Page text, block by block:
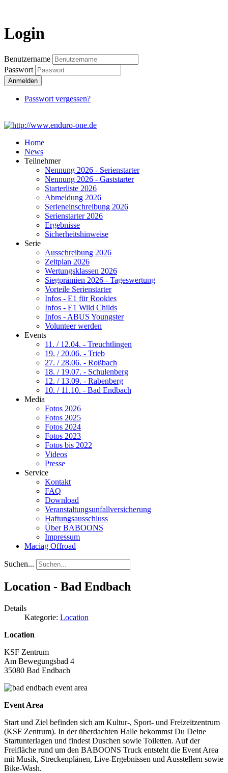
Login
Benutzername
Passwort
Anmelden
Passwort vergessen?
Home
News
Teilnehmer
Nennung 2026 - Serienstarter
Nennung 2026 - Gaststarter
Starterliste 2026
Abmeldung 2026
Serieneinschreibung 2026
Serienstarter 2026
Ergebnisse
Sicherheitshinweise
Serie
Ausschreibung 2026
Zeitplan 2026
Wertungsklassen 2026
Siegprämien 2026 - Tageswertung
Vorteile Serienstarter
Infos - E1 für Rookies
Infos - E1 Wild Childs
Infos - ABUS Youngster
Volunteer werden
Events
11. / 12.04. - Treuchtlingen
19. / 20.06. - Trieb
27. / 28.06. - Roßbach
18. / 19.07. - Schulenberg
12. / 13.09. - Rabenberg
10. / 11.10. - Bad Endbach
Media
Fotos 2026
Fotos 2025
Fotos 2024
Fotos 2023
Fotos bis 2022
Videos
Presse
Service
Kontakt
FAQ
Download
Veranstaltungsunfallversicherung
Haftungsausschluss
Über BABOONS
Impressum
Maciag Offroad
Suchen...
Location - Bad Endbach
Details
Kategorie: Location
Location
KSF Zentrum
Am Bewegungsbad 4
35080 Bad Endbach
Event Area
Start und Ziel befinden sich am Kultur-, Sport- und Freizeitzentrum
(KSF Zentrum). In der überdachten Halle bekommst Du Deine
Startunterlagen und findest Duschen sowie Toiletten. Auf der
Freifläche rund um den BABOONS Truck entsteht die Event Area
mit Musik, Streckenplänen, Live-Ergebnissen und Ausstellern sowie
Bike-Wash.